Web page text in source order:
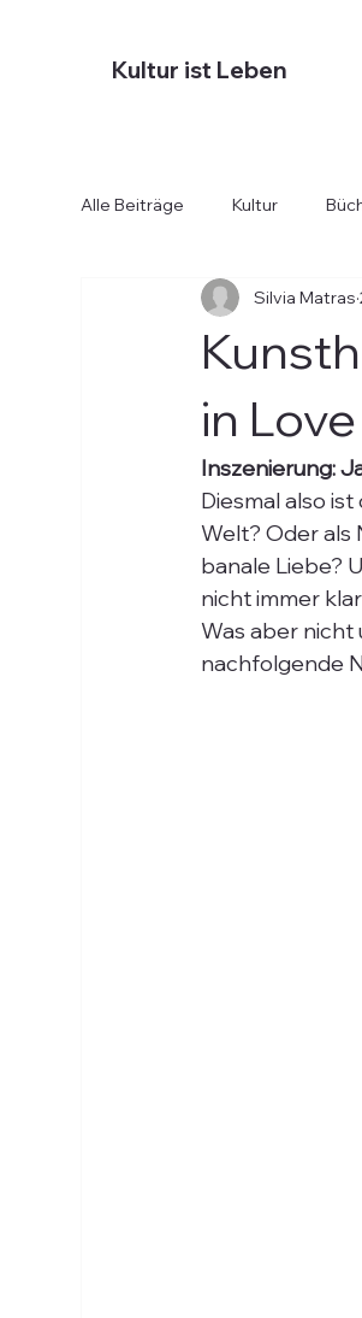
Kultur ist Leben
Alle Beiträge Kultur
Diverses Essen und
in Love
Silvia Matras
Inszenierung:
Diesmal also
Welt? Oder als
banale Liebe?
nicht immer
Was aber nicht
nachfolgende